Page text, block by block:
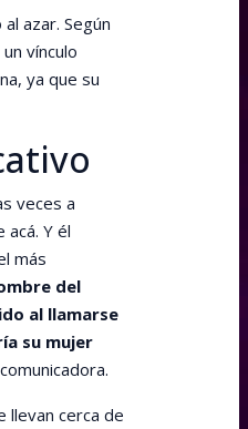
azar. Según
vínculo
ya que su
veces a
acá. Y él
más
del
al llamarse
su mujer
llevan cerca de